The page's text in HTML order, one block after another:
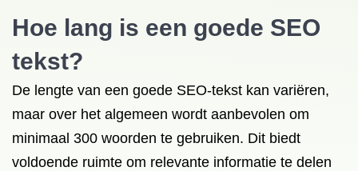
Hoe lang is een goede SEO
tekst?
De lengte van een goede SEO-tekst kan variëren,
maar over het algemeen wordt aanbevolen om
minimaal 300 woorden te gebruiken. Dit biedt
voldoende ruimte om relevante informatie te delen